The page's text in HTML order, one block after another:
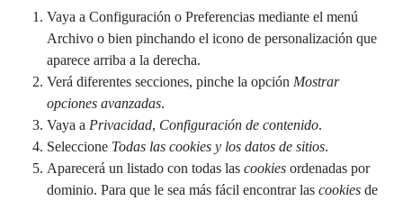
Vaya a Configuración o Preferencias mediante el menú
Archivo o bien pinchando el icono de personalización que
aparece arriba a la derecha.
Verá diferentes secciones, pinche la opción Mostrar
opciones avanzadas.
Vaya a Privacidad, Configuración de contenido.
Seleccione Todas las cookies y los datos de sitios.
Aparecerá un listado con todas las cookies ordenadas por
dominio. Para que le sea más fácil encontrar las cookies de